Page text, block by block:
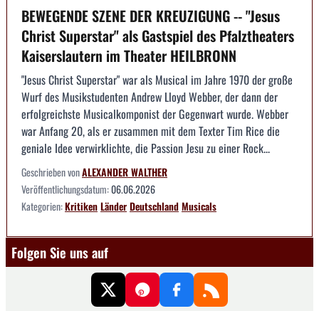
BEWEGENDE SZENE DER KREUZIGUNG -- "Jesus
Christ Superstar" als Gastspiel des Pfalztheaters
Kaiserslautern im Theater HEILBRONN
"Jesus Christ Superstar" war als Musical im Jahre 1970 der große
Wurf des Musikstudenten Andrew Lloyd Webber, der dann der
erfolgreichste Musicalkomponist der Gegenwart wurde. Webber
war Anfang 20, als er zusammen mit dem Texter Tim Rice die
geniale Idee verwirklichte, die Passion Jesu zu einer Rock...
Geschrieben vonALEXANDER WALTHER
Veröffentlichungsdatum:06.06.2026
Kategorien:KritikenLänderDeutschlandMusicals
Folgen Sie uns auf